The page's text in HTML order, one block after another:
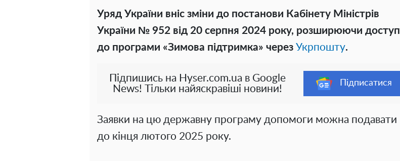
Уряд України вніс зміни до постанови Кабінету Міністрів
України № 952 від 20 серпня 2024 року, розширюючи доступ
до програми «Зимова підтримка» через Укрпошту.
Підпишись на Hyser.com.ua в Google
News! Тільки найяскравіші новини!
Підписатися
Заявки на цю державну програму допомоги можна подавати
до кінця лютого 2025 року.